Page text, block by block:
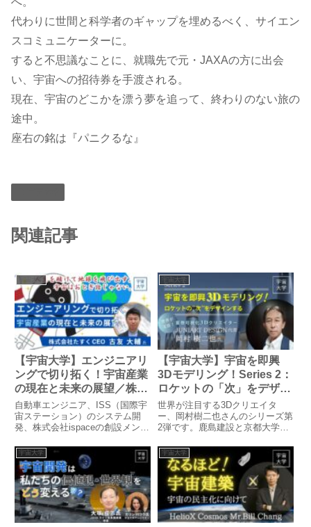
代わりに世間と科学者のギャップを埋めるべく、サイエン
スコミュニケーターに。
すると不思議なことに、就職先で元・JAXAの方に出会
い、宇宙への招待券を手渡される。
現在、宇宙のどこかを漂う夢を追って、終わりのない旅の
途中。
座右の銘は『パニクるな』
関連記事
宇宙大学
【宇宙大学】エンジニアリ
ングで切り拓く！宇宙産業
の現在と未来の展望／株式
会社たすく CEO 古友 大輔
氏
自動車エンジニア、ISS（国際宇
宙ステーション）のシステム開
発、株式会社ispaceの創設メンバ
会社「たすく」を立ち上げられた
古友大輔さん。夢やロマンという
言葉と結び付けられがちな宇宙産
業を、古友さんならではの...
宇宙大学
【宇宙大学】宇宙を即興
3Dモデリング！Series 2：
ロケットの「次」をデザイ
ンする／JUNIART
DESIGN代表 岡村 樹二也
氏
世界が注目する3Dクリエイタ
ー、岡村樹二也さんのシリーズ第
2弾です。鹿島建設と京都大学の
く世界のメディアからも注目され
ました。そのビジュアルを製作し
たのは他でもないジュニヤさん。
今回ジュニヤさんが使用されたソ
フ...
宇宙大学 宇宙大学